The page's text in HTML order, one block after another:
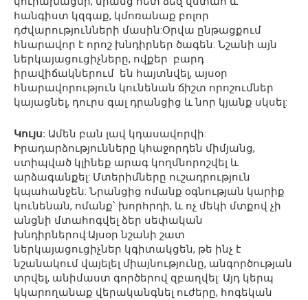
հանգիստ կզգաք, կմոռանաք բոլոր
դժվարությունների մասին:Օրվա ընթացքում
հնարավոր է որոշ խնդիրներ ծագեն: Նշանի այն
ներկայացուցիչները, ովքեր բարդ
իրավիճակներում են հայտնվել, այսօր
հնարավորություն կունենան ճիշտ որոշումներ
կայացնել, դուրս գալ դրանցից և նոր կյանք սկսել:
Կույս: Ամեն բան լավ կդասավորվի:
Իրադարձությունները կհաջորդեն միմյանց,
ստիպված կլինեք արագ կողմնորոշվել և
արձագանքել: Մտերիմները ուշադրություն
կպահանջեն: Նրանցից ոմանք օգնության կարիք
կունենան, ոմանք՝ խորհրդի, և ոչ մեկի մտքով չի
անցնի մտահոգվել ձեր սեփական
խնդիրներով:Այսօր նշանի շատ
ներկայացուցիչներ կգիտակցեն, թե ինչ է
նշանակում վայելել միայնությունը, անգործության
տրվել, անիմաստ գործերով զբաղվել: Այդ կերպ
կկարողանաք վերականգնել ուժերը, հոգեկան